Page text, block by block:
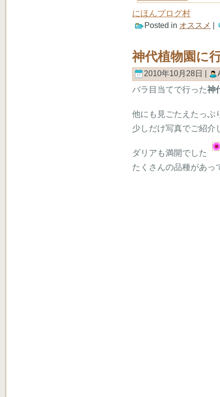
にほんブログ村
Posted in オススメ
神代植物園に
2010年10月28日 |
バラ目当てで行った神
他にも見ごたえたっぷ
少しだけ写真でご紹介
ダリアも満開でした
たくさんの品種があっ